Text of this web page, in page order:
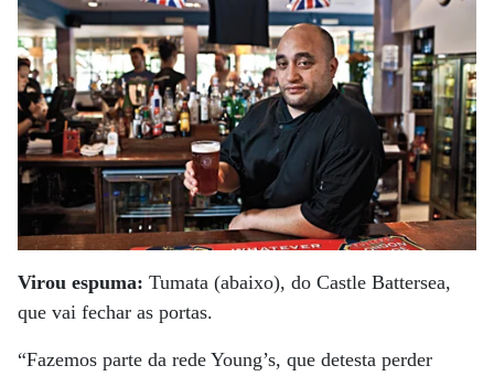
Virou espuma: Tumata (abaixo), do Castle Battersea,
que vai fechar as portas.
“Fazemos parte da rede Young’s, que detesta perder